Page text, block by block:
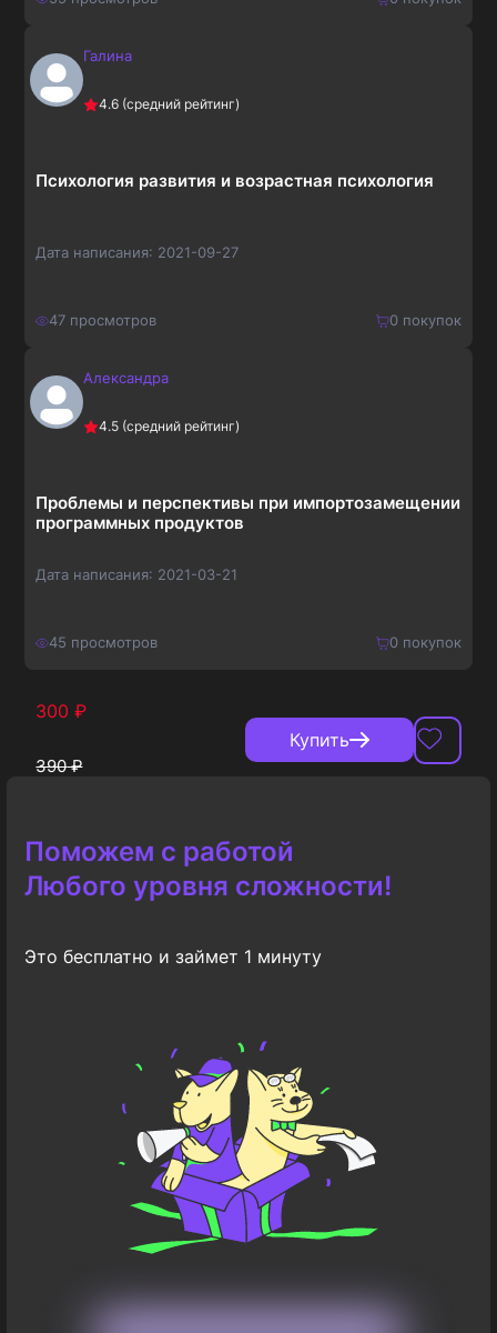
150₽Галина
4.6 (средний рейтинг)
Психология развития и возрастная психология
Дата написания: 2021-09-27
47 просмотров 0покупок
210₽Александра
4.5 (средний рейтинг)
Проблемы и перспективы при импортозамещении
программных продуктов
Дата написания: 2021-03-21
45 просмотров 0покупок
300 ₽
390₽
Купить
Поможем с работой
Любого уровня сложности!
Это бесплатно и займет 1 минуту